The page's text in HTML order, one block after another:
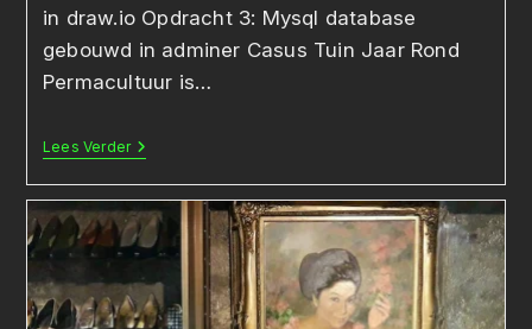
in draw.io Opdracht 3: Mysql database
gebouwd in adminer Casus Tuin Jaar Rond
Permacultuur is…
Lees VerderCasus
Tuin
Jaar
Rond